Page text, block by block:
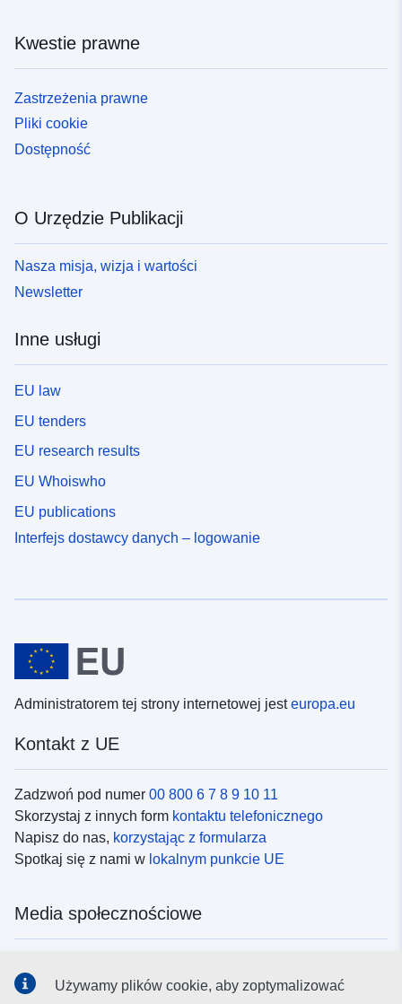
Kwestie prawne
Zastrzeżenia prawne
Pliki cookie
Dostępność
O Urzędzie Publikacji
Nasza misja, wizja i wartości
Newsletter
Inne usługi
EU law
EU tenders
EU research results
EU Whoiswho
EU publications
Interfejs dostawcy danych – logowanie
Administratorem tej strony internetowej jesteuropa.eu
Kontakt z UE
Zadzwoń pod numer 00 800 6 7 8 9 10 11
Skorzystaj z innych form kontaktu telefonicznego
Napisz do nas, korzystając z formularza
Spotkaj się z nami w lokalnym punkcie UE
Media społecznościowe
Używamy plików cookie, aby zoptymalizować